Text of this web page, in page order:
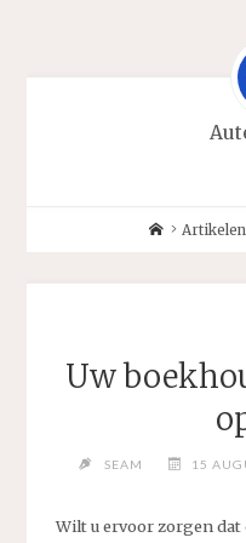
Home
Uw
SEAM 15
Wilt u ervoor zorgen